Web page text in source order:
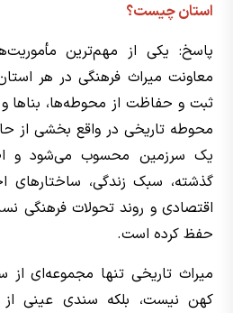
استان چیست؟
پاسخ: یکی از مهم‌ترین
معاونت میراث فرهنگی در هر
ثبت و حفاظت از محوطه‌ها، بناها و
محوطه تاریخی در واقع بخشی از
یک سرزمین محسوب می‌شود و
گذشته، سبک زندگی، ساختارهای
اقتصادی و روند تحولات فرهنگی
حفظ کرده است.
میراث تاریخی تنها مجموعه‌ای از
کهن نیست، بلکه سندی عینی